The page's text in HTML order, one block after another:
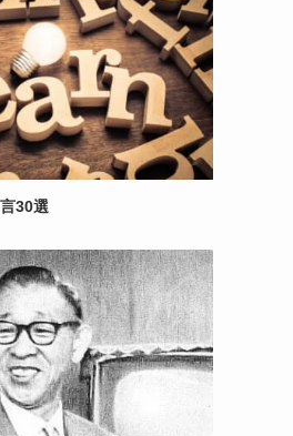
30選